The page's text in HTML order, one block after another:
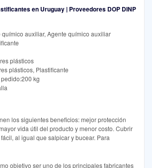
en Uruguay | Proveedores DOP DINP
auxiliar, Agente químico auxiliar
plásticos
plásticos, Plastificante
kg
los siguientes beneficios: mejor protección
vida útil del producto y menor costo. Cubrir
al igual que salpicar y bucear. Para
objetivo ser uno de los principales fabricantes